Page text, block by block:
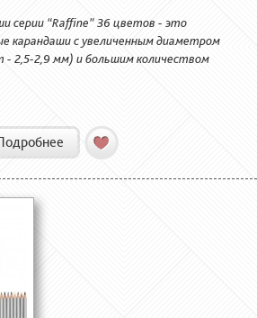
серии “Raffine” 36 цветов - это
карандаши с увеличенным диаметром
2,5-2,9 мм) и большим количеством